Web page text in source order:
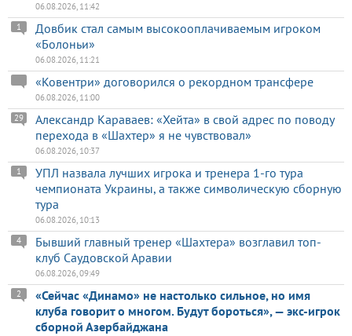
06.08.2026, 11:42
Довбик стал самым высокооплачиваемым игроком
«Болоньи»
1
06.08.2026, 11:21
«Ковентри» договорился о рекордном трансфере
06.08.2026, 11:00
Александр Караваев: «Хейта» в свой адрес по поводу
перехода в «Шахтер» я не чувствовал»
29
06.08.2026, 10:37
УПЛ назвала лучших игрока и тренера 1-го тура
чемпионата Украины, а также символическую сборную
тура
1
06.08.2026, 10:13
Бывший главный тренер «Шахтера» возглавил топ-
клуб Саудовской Аравии
4
06.08.2026, 09:49
«Сейчас «Динамо» не настолько сильное, но имя
клуба говорит о многом. Будут бороться», — экс-игрок
сборной Азербайджана
2